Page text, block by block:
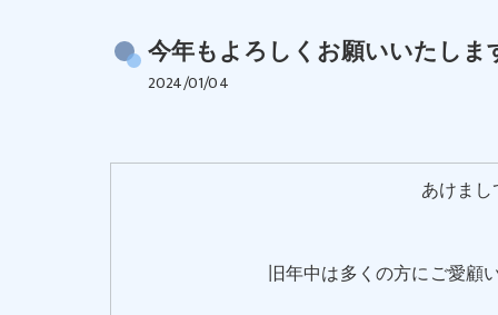
今年もよろしくお願いいたしま
2024/01/04
あけまし
旧年中は多くの方にご愛